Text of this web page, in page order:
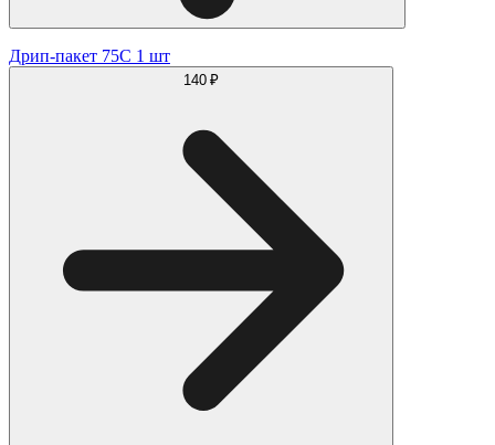
Дрип-пакет 75С 1 шт
140 ₽